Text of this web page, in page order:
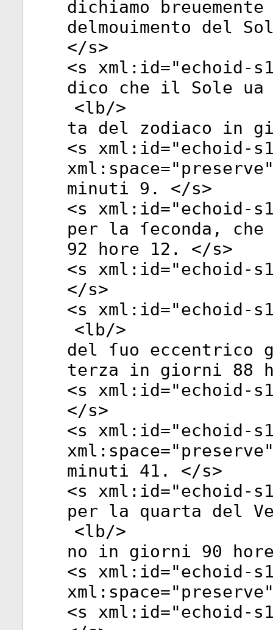
dichiamo
delmouimento del
</s>
<s xml:id="echoid-
dico che il Sole ua
<lb/>
ta del zodiaco in
<s xml:id="echoid-
xml:space="preserve
minuti 9. </s>
<s xml:id="echoid-
per la ſeconda,
92 hore 12. </s>
<s xml:id="echoid-
</s>
<s xml:id="echoid-
<lb/>
del ſuo eccentrico
terza in giorni 88
<s xml:id="echoid-
</s>
<s xml:id="echoid-
xml:space="preserve
minuti 41. </s>
<s xml:id="echoid-
per la quarta del
<lb/>
no in giorni 90
<s xml:id="echoid-
xml:space="preserve
<s xml:id="echoid-